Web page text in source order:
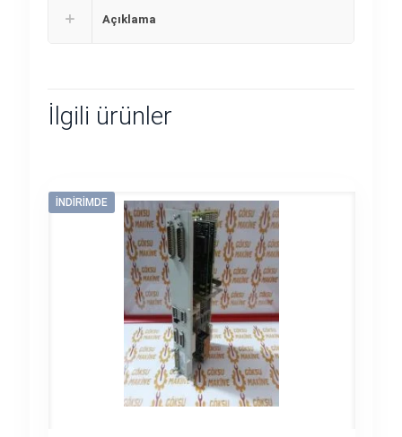
Açıklama
İlgili ürünler
İNDIRIMDE